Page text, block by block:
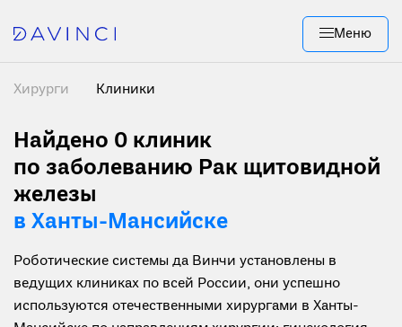
Меню
Хирурги Клиники
Найдено 0 клиник
по заболеванию Рак щитовидной
железы
в Ханты-Мансийске
Роботические системы да Винчи установлены в
ведущих клиниках по всей России, они успешно
используются отечественными хирургами в Ханты-